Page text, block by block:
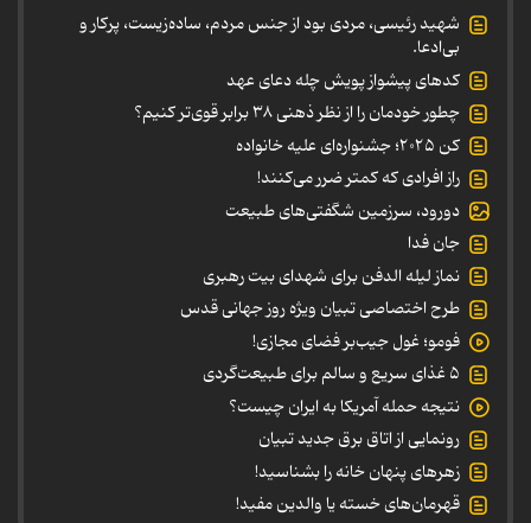
شهید رئیسی، مردی بود از جنس مردم، ساده‌زیست، پرکار و
بی‌ادعا.
کدهای پیشواز پویش چله دعای عهد
چطور خودمان را از نظر ذهنی ۳۸ برابر قوی‌تر کنیم؟
کن ۲۰۲۵؛ جشنواره‌ای علیه خانواده
راز افرادی که کمتر ضرر می‌کنند!
دورود، سرزمین شگفتی‌های طبیعت
جان فدا
نماز لیله الدفن برای شهدای بیت رهبری
طرح اختصاصی تبیان ویژه روز جهانی قدس
فومو؛ غول جیب‌بر فضای مجازی!
۵ غذای سریع و سالم برای طبیعت‌گردی
نتیجه حمله آمریکا به ایران چیست؟
رونمایی از اتاق برق جدید تبیان
زهرهای پنهان خانه را بشناسید!
قهرمان‌های خسته یا والدین مفید!